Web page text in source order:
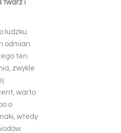
twarz i
ludzku.
odmian.
ten
zwykle
warto
o
wtedy